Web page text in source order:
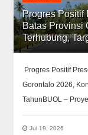
Progres Positif
Batas Provinsi
Terhubung,
Progres Positif
Gorontalo 2026,
TahunBUOL –
Jul 19, 2026